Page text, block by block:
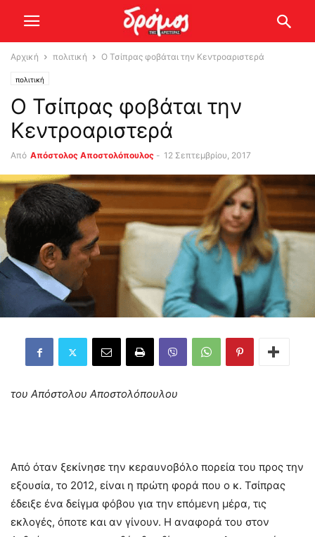
Αρχική πολιτική Ο Τσίπρας φοβάται την Κεντροαριστερά
πολιτική
Ο Τσίπρας φοβάται την
Κεντροαριστερά
Από Απόστολος Αποστολόπουλος - 12 Σεπτεμβρίου, 2017
του Απόστολου Αποστολόπουλου
Από όταν ξεκίνησε την κεραυνοβόλο πορεία του προς την
εξουσία, το 2012, είναι η πρώτη φορά που ο κ. Τσίπρας
έδειξε ένα δείγμα φόβου για την επόμενη μέρα, τις
εκλογές, όποτε και αν γίνουν. Η αναφορά του στον